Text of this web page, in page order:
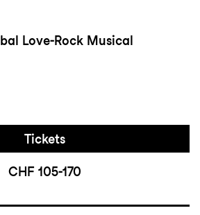
Love-Rock Musical
Tickets
CHF 105-170